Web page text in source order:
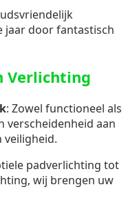
jaar door fantastisch
Verlichting
: Zowel functioneel als
verscheidenheid aan
veiligheid.
padverlichting tot
wij brengen uw